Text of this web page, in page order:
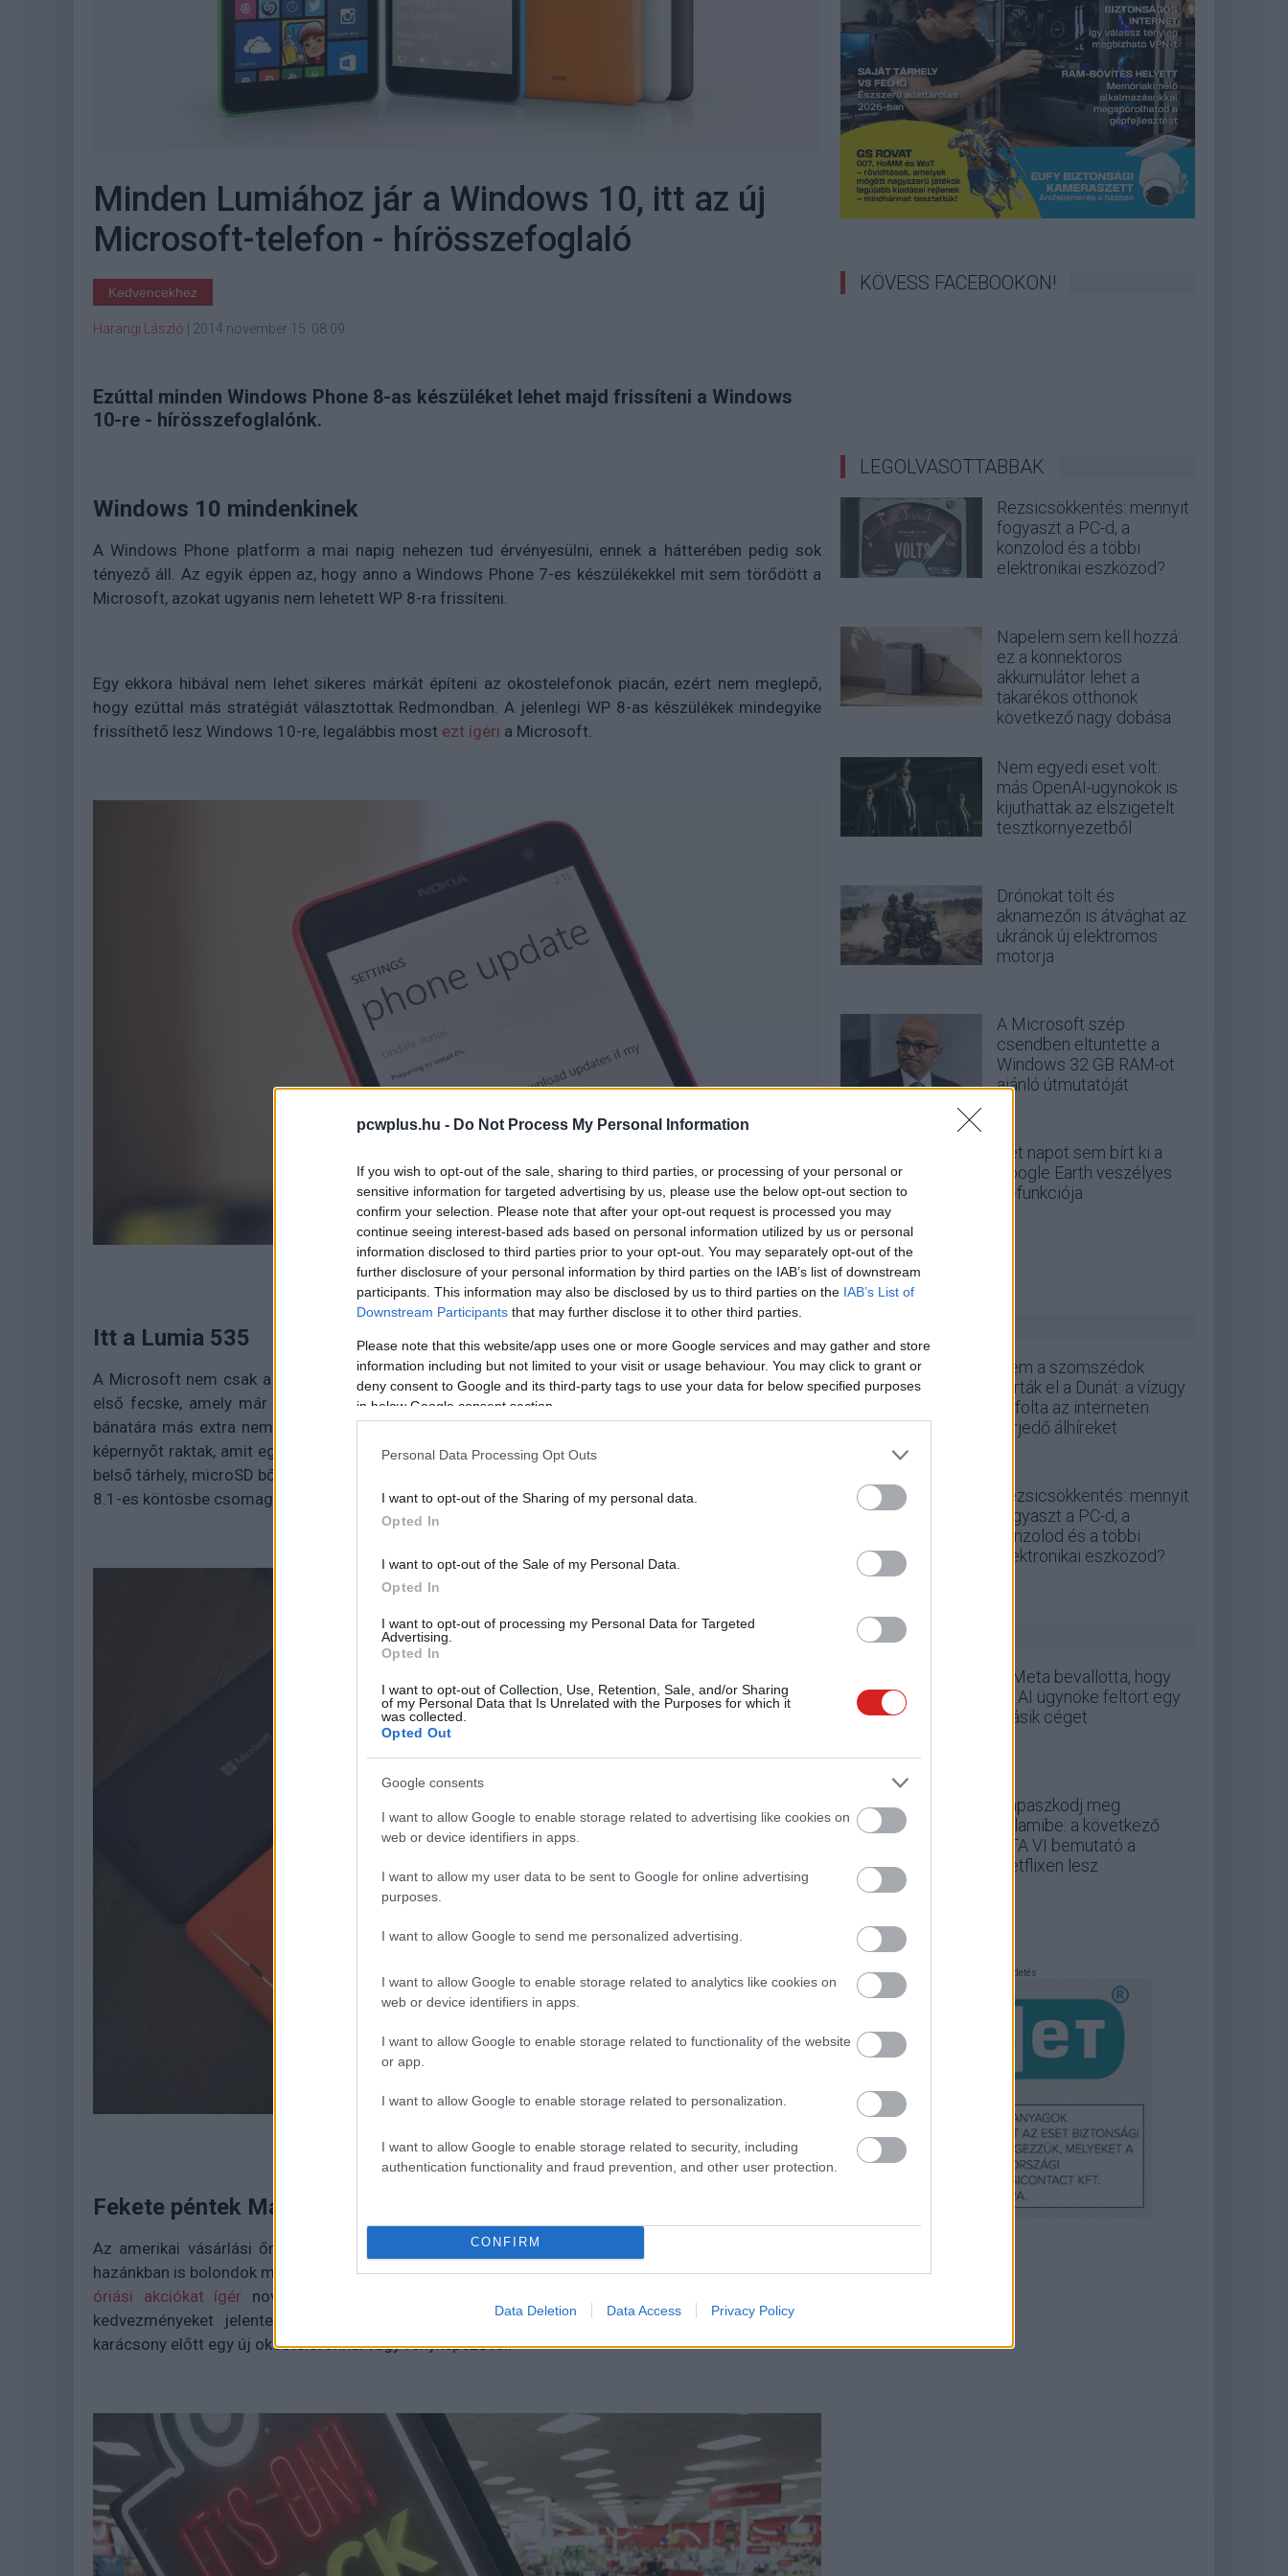
pcwplus.hu - Do Not Process My Personal Information
If you wish to opt-out of the sale, sharing to third parties, or processing of your personal or
sensitive information for targeted advertising by us, please use the below opt-out section to
confirm your selection. Please note that after your opt-out request is processed you may
continue seeing interest-based ads based on personal information utilized by us or personal
information disclosed to third parties prior to your opt-out. You may separately opt-out of the
further disclosure of your personal information by third parties on the IAB’s list of downstream
participants. This information may also be disclosed by us to third parties on the IAB’s List of
Downstream Participants that may further disclose it to other third parties.
Please note that this website/app uses one or more Google services and may gather and store
information including but not limited to your visit or usage behaviour. You may click to grant or
deny consent to Google and its third-party tags to use your data for below specified purposes
in below Google consent section.
Personal Data Processing Opt Outs
I want to opt-out of the Sharing of my personal data.
Opted In
I want to opt-out of the Sale of my Personal Data.
Opted In
I want to opt-out of processing my Personal Data for Targeted
Advertising.
Opted In
I want to opt-out of Collection, Use, Retention, Sale, and/or Sharing
of my Personal Data that Is Unrelated with the Purposes for which it
was collected.
Opted Out
Google consents
I want to allow Google to enable storage related to advertising like cookies on
web or device identifiers in apps.
I want to allow my user data to be sent to Google for online advertising
purposes.
I want to allow Google to send me personalized advertising.
I want to allow Google to enable storage related to analytics like cookies on
web or device identifiers in apps.
I want to allow Google to enable storage related to functionality of the website
or app.
I want to allow Google to enable storage related to personalization.
I want to allow Google to enable storage related to security, including
authentication functionality and fraud prevention, and other user protection.
CONFIRM
Data Deletion Data Access Privacy Policy
Minden Lumiához jár a Windows 10, itt az új
Microsoft-telefon - hírösszefoglaló
Kedvencekhez
Harangi László 2014 november 15. 08:09
Ezúttal minden Windows Phone 8-as készüléket lehet majd frissíteni a Windows
10-re - hírösszefoglalónk.
Windows 10 mindenkinek
A Windows Phone platform a mai napig nehezen tud érvényesülni, ennek a hátterében pedig sok
tényező áll. Az egyik éppen az, hogy anno a Windows Phone 7-es készülékekkel mit sem törődött a
Microsoft, azokat ugyanis nem lehetett WP 8-ra frissíteni.
Egy ekkora hibával nem lehet sikeres márkát építeni az okostelefonok piacán, ezért nem meglepő,
hogy ezúttal más stratégiát választottak Redmondban. A jelenlegi WP 8-as készülékek mindegyike
frissíthető lesz Windows 10-re, legalábbis most ezt ígéri a Microsoft.
Mindenki frissíthet
Itt a Lumia 535
A Microsoft nem csak a Windows 10 mobilos verzióján dolgozik, hanem új okostelefonokon is. Az
első fecske, amely már dobta a Nokia nevet,a Lumia 535 lett
bánatára más extra nem nagyon akad. A 110 eurós készülékbe egy 5 hüvelykes, 960 x 540 pixeles
képernyőt raktak, amit egy négymagos, 1,2 GHz-es Snapdragon 200-as processzor, 1 GB RAM, 8 GB
belső tárhely, microSD bővítőhely és két darab 5 megapixeles kamera egészítenek ki, Windows Phone
8.1-es köntösbe csomagolva.
Fekete péntek Magyarországon
Az amerikai vásárlási őrületet megpróbálják Magyarországon is beindítani. A következő pénteken
hazánkban is bolondok módjára lehet shoppingolni, az Extreme Digital ugyanis a kezdeményezés élén
óriási akciókat ígér november 21-ére. A leértékelések 20,30 és jobb esetben 70 százalékos
kedvezményeket jelentenek majd, tehát remek indokot találhat az, aki meglepné magát még
karácsony előtt egy új okostelefonnal vagy fényképezővel.
KÖVESS FACEBOOKON!
LEGOLVASOTTABBAK
Rezsicsökkentés: mennyit
fogyaszt a PC-d, a
konzolod és a többi
elektronikai eszközöd?
Napelem sem kell hozzá:
ez a konnektoros
akkumulátor lehet a
takarékos otthonok
következő nagy dobása
Nem egyedi eset volt:
más OpenAI-ügynökök is
kijuthattak az elszigetelt
tesztkörnyezetből
Drónokat tölt és
aknamezőn is átvághat az
ukránok új elektromos
motorja
A Microsoft szép
csendben eltüntette a
Windows 32 GB RAM-ot
ajánló útmutatóját
Két napot sem bírt ki a
Google Earth veszélyes
AI-funkciója
Nem a szomszédok
zárták el a Dunát: a vízügy
cáfolta az interneten
terjedő álhíreket
Rezsicsökkentés: mennyit
fogyaszt a PC-d, a
konzolod és a többi
elektronikai eszközöd?
GS HÍREK
A Meta bevallotta, hogy
az AI ügynöke feltört egy
másik céget
Kapaszkodj meg
valamibe: a következő
GTA VI bemutató a
Netflixen lesz
Hirdetés